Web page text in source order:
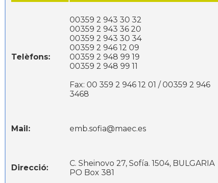
Telèfons:
00359 2 943 30 32
00359 2 943 36 20
00359 2 943 30 34
00359 2 946 12 09
00359 2 948 99 19
00359 2 948 99 11
Fax: 00 359 2 946 12 01 / 00359 2 946
3468
Mail: emb.sofia@maec.es
Direcció:
C. Sheinovo 27, Sofía. 1504, BULGARIA
PO Box 381